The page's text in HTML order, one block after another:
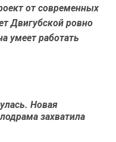
от современных
Двигубской ровно
умеет работать
Новая
захватила